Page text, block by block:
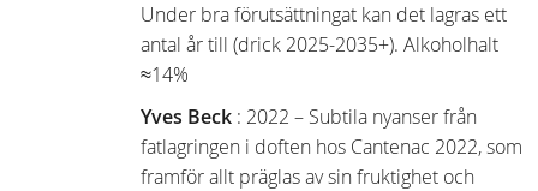
Under bra förutsättningat kan det lagras ett
antal år till (drick 2025-2035+). Alkoholhalt
≈14%
Yves Beck : 2022 – Subtila nyanser från
fatlagringen i doften hos Cantenac 2022, som
framför allt präglas av sin fruktighet och